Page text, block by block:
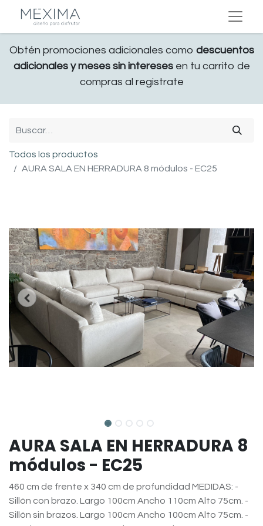
Obtén promociones adicionales como descuentos
adicionales y meses sin interesesen tu carrito de
compras al registrate
Todos los productos
AURA SALA EN HERRADURA 8 módulos - EC25
AURA SALA EN HERRADURA 8
módulos - EC25
460 cm de frente x 340 cm de profundidad MEDIDAS: -
Sillón con brazo. Largo 100cm Ancho 110cm Alto 75cm. -
Sillón sin brazos. Largo 100cm Ancho 100cm Alto 75cm. -